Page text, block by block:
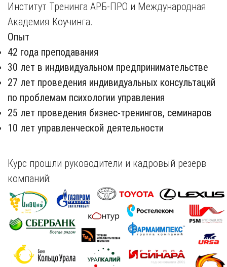
Институт Тренинга АРБ-ПРО и Международная
Академия Коучинга.
Опыт
42 года преподавания
30 лет в индивидуальном предпринимательстве
27 лет проведения индивидуальных консультаций
по проблемам психологии управления
25 лет проведения бизнес-тренингов, семинаров
10 лет управленческой деятельности
Курс прошли руководители и кадровый резерв
компаний: